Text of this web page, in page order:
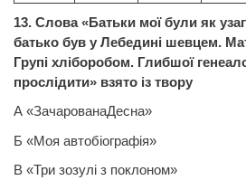
13. Слова «Батьки мої були як
батько був у Лебедині шевцем.
Групі хліборобом. Глибшої
прослідити» взято із твору
А «ЗачарованаДесна»
Б «Моя автобіографія»
В «Три зозулі з поклоном»